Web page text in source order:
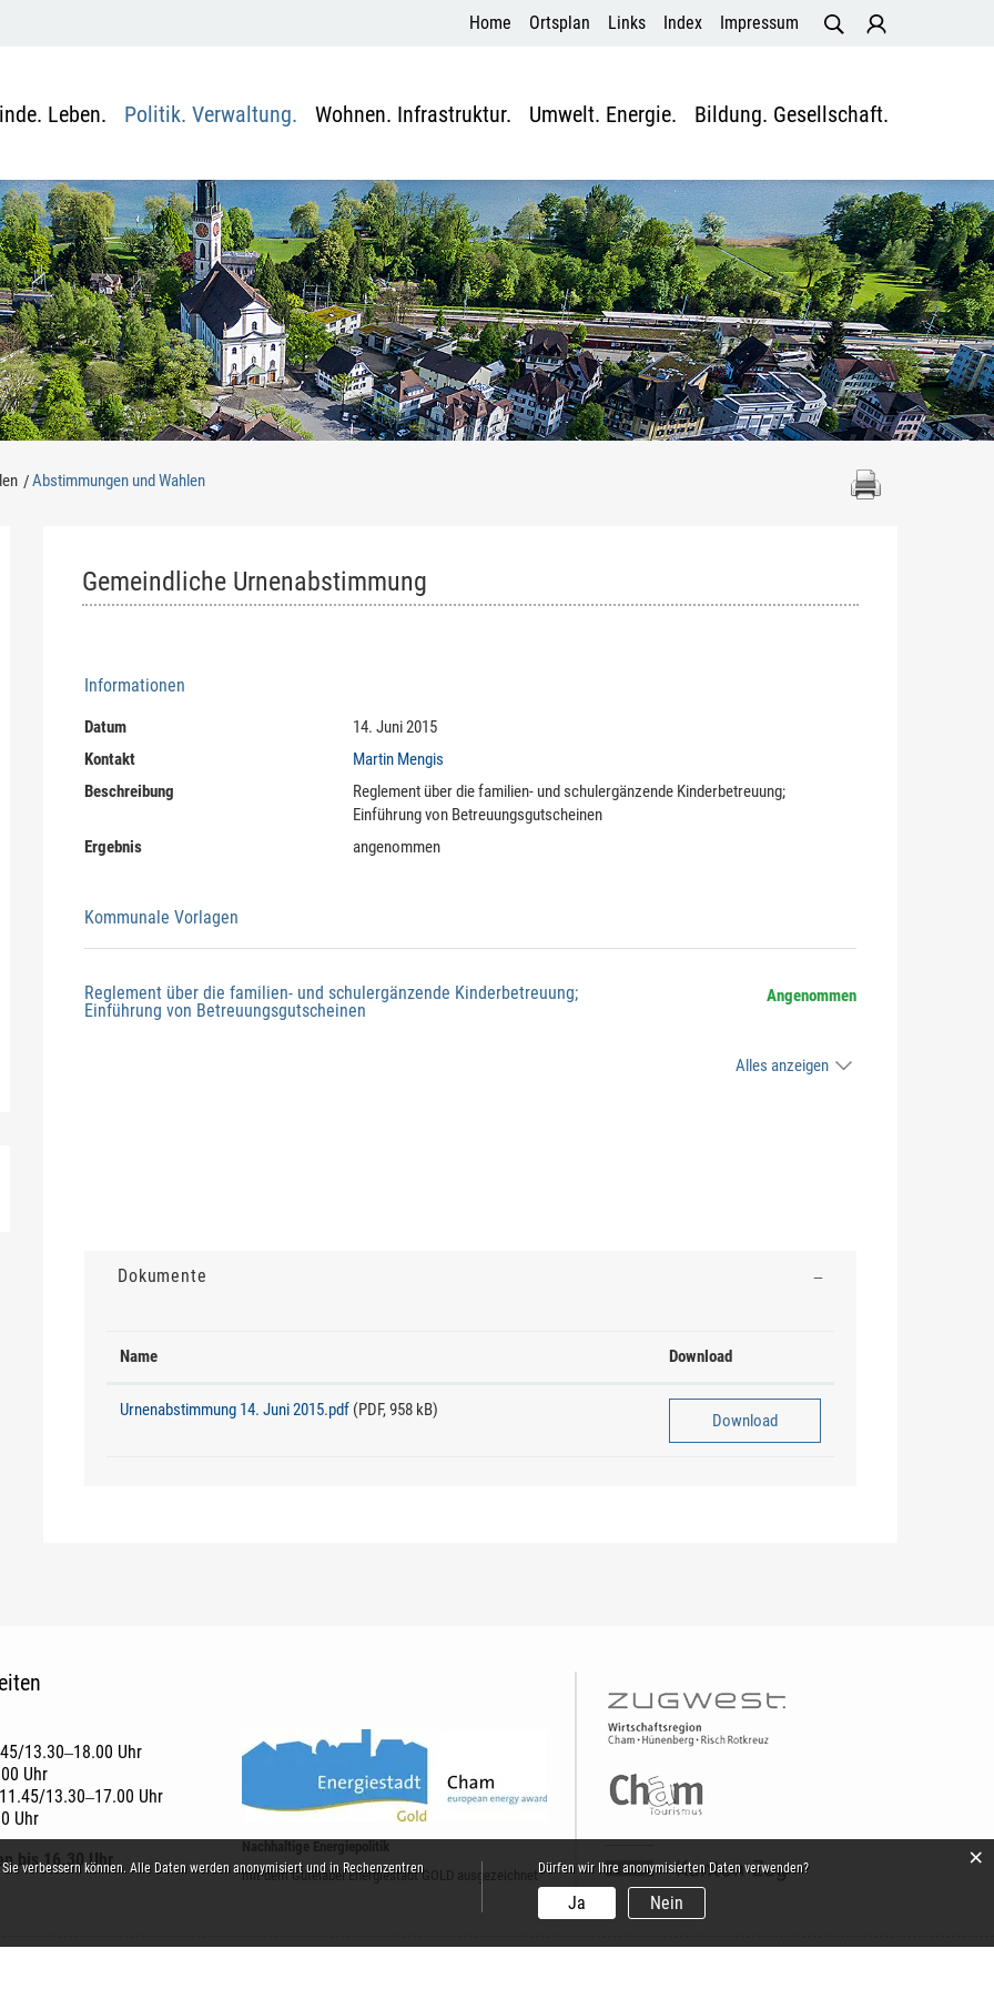
Home Ortsplan Links Index Impressum
Leben. Politik. Verwaltung. Wohnen. Infrastruktur. Umwelt. Energie. Bildung. Gesellschaft.
Abstimmungen und Wahlen
Gemeindliche Urnenabstimmung
Informationen
Datum
14. Juni 2015
Kontakt
Martin Mengis
Beschreibung
Reglement über die familien- und schulergänzende Kinderbetreuung;
Einführung von Betreuungsgutscheinen
Ergebnis
angenommen
Kommunale Vorlagen
Reglement über die familien- und schulergänzende Kinderbetreuung;
Einführung von Betreuungsgutscheinen
Angenommen
Alles anzeigen
Zugehörige Objekte
Dokumente
Name Download
Urnenabstimmung 14. Juni 2015.pdf (PDF, 958 kB)
Download
13.30‒18.00 Uhr
Uhr
13.30‒17.00 Uhr
Uhr
bis 16.30 Uhr
Nachhaltige Energiepolitik
mit dem Gütelabel Energiestadt GOLD ausgezeichnet
verbessern können. Alle Daten werden anonymisiert und in Rechenzentren
Dürfen wir Ihre anonymisierten Daten verwenden?
Ja Nein
×